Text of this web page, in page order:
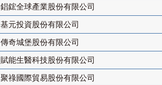
錩鋐全球產業股份有限公司
基元投資股份有限公司
傳奇城堡股份有限公司
賦能生醫科技股份有限公司
聚祿國際貿易股份有限公司